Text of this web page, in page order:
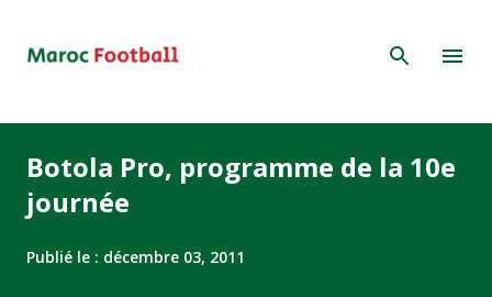
Botola Pro, programme de la 10e
journée
Publié le : décembre 03, 2011